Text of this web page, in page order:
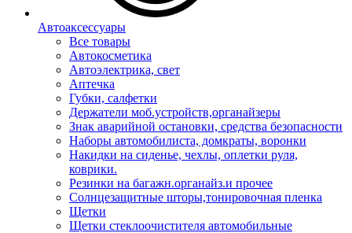
Автоаксессуары
Все товары
Автокосметика
Автоэлектрика, свет
Аптечка
Губки, салфетки
Держатели моб.устройств,органайзеры
Знак аварийной остановки, средства безопасности
Наборы автомобилиста, домкраты, воронки
Накидки на сиденье, чехлы, оплетки руля,
коврики.
Резинки на багажн.органайз.и прочее
Солнцезащитные шторы,тонировочная пленка
Щетки
Щетки стеклоочистителя автомобильные